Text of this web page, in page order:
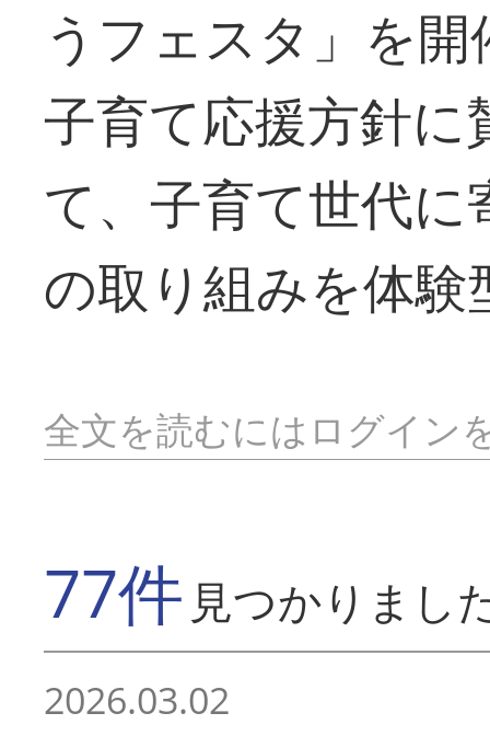
うフェスタ」を
子育て応援方針
て、子育て世代
の取り組みを体
全文を読むにはログイン
77件 見つかりまし
2026.03.02